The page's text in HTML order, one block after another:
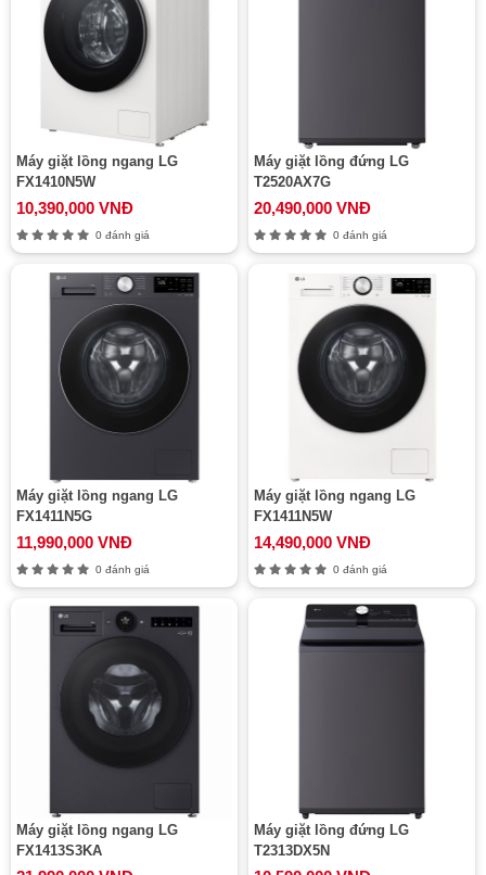
Máy giặt lồng ngang LG
FX1410N5W
10,390,000 VNĐ
0 đánh giá
Máy giặt lồng đứng LG
T2520AX7G
20,490,000 VNĐ
0 đánh giá
Máy giặt lồng ngang LG
FX1411N5G
11,990,000 VNĐ
0 đánh giá
Máy giặt lồng ngang LG
FX1411N5W
14,490,000 VNĐ
0 đánh giá
Máy giặt lồng ngang LG
FX1413S3KA
Máy giặt lồng đứng LG
T2313DX5N